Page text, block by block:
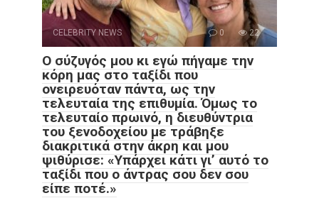
CELEBRITY NEWS 0 22
Ο σύζυγός μου κι εγώ πήγαμε την
κόρη μας στο ταξίδι που
ονειρευόταν πάντα, ως την
τελευταία της επιθυμία. Όμως το
τελευταίο πρωινό, η διευθύντρια
του ξενοδοχείου με τράβηξε
διακριτικά στην άκρη και μου
ψιθύρισε: «Υπάρχει κάτι γι’ αυτό το
ταξίδι που ο άντρας σου δεν σου
είπε ποτέ.»